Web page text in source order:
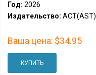
Год: 2026
Издательство: АСТ(AST)
Ваша цена: $34.95
КУПИТЬ